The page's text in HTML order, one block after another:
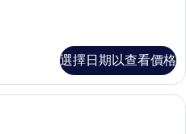
選擇日期以查看價格
高級寢具、客房內保險箱、書桌、筆